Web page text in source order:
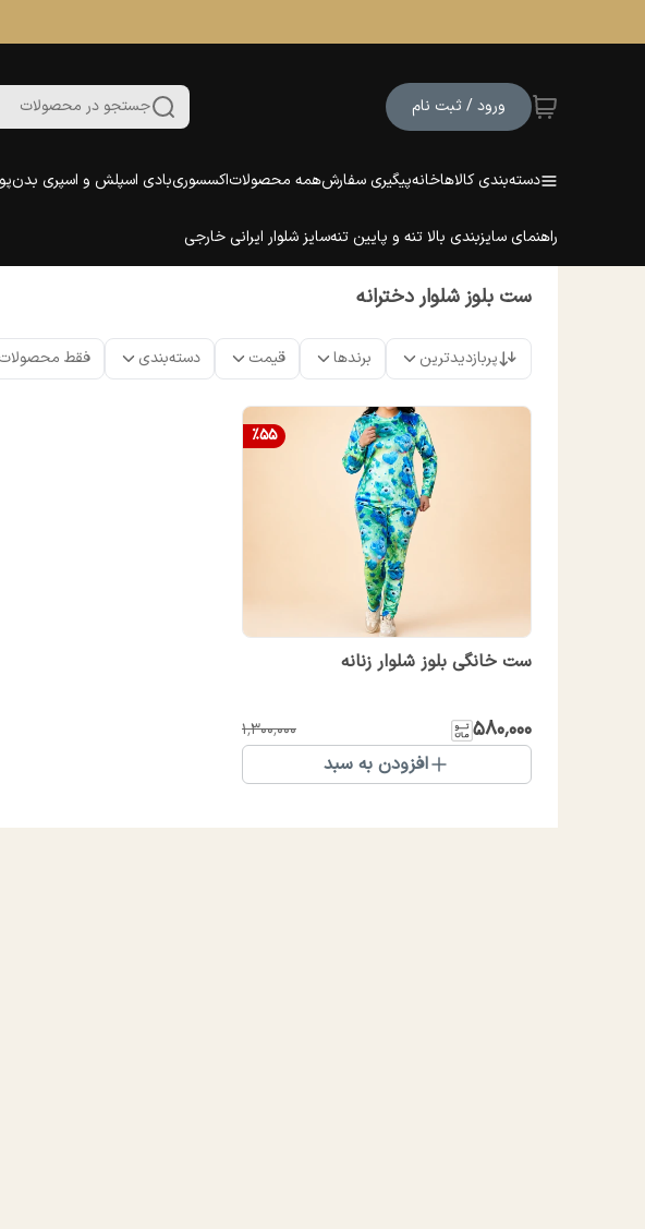
ورود / ثبت نام جستجو در محصولات
دسته‌بندی کالاهاخانهپیگیری سفارشهمه محصولاتاکسسوریبادی اسپلش و اسپری بدن
راهنمای سایزبندی بالا تنه و پایین تنهسایز شلوار ایرانی خارجی
ست بلوز شلوار دخترانه
پربازدیدترین برندها قیمت دسته‌بندی فقط
%55
ست خانگی بلوز شلوار زنانه
۵۸۰٬۰۰۰ ۱٬۳۰۰٬۰۰۰
افزودن به سبد